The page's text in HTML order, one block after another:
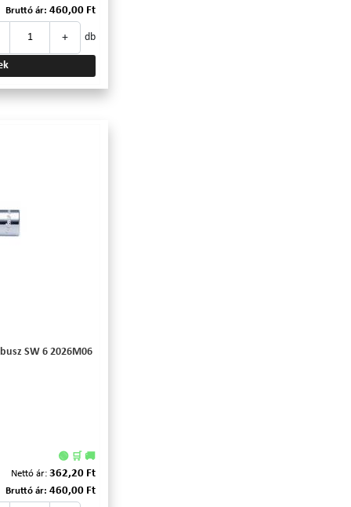
Bruttó ár: 460,00 Ft
+ db
SW 6 2026M06
🟢 🛒 🚚
Nettó ár: 362,20 Ft
Bruttó ár: 460,00 Ft